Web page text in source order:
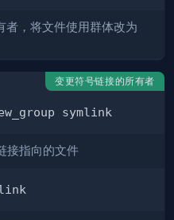
者，将文件使用群体改为
变更符号链接的所有者
接指向的文件